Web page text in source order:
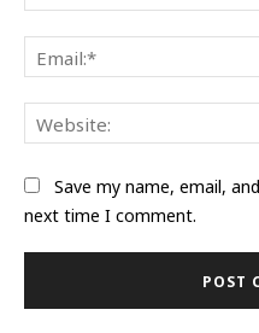
Save my name, email,
next time I comment.